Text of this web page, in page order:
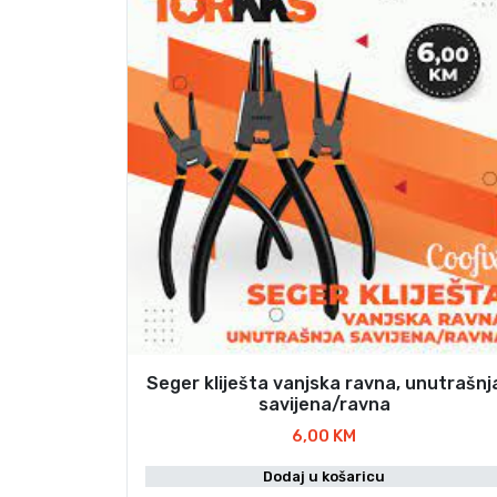
Seger kliješta vanjska ravna,
savijena/ravna
6,00 KM
Dodaj u košaricu